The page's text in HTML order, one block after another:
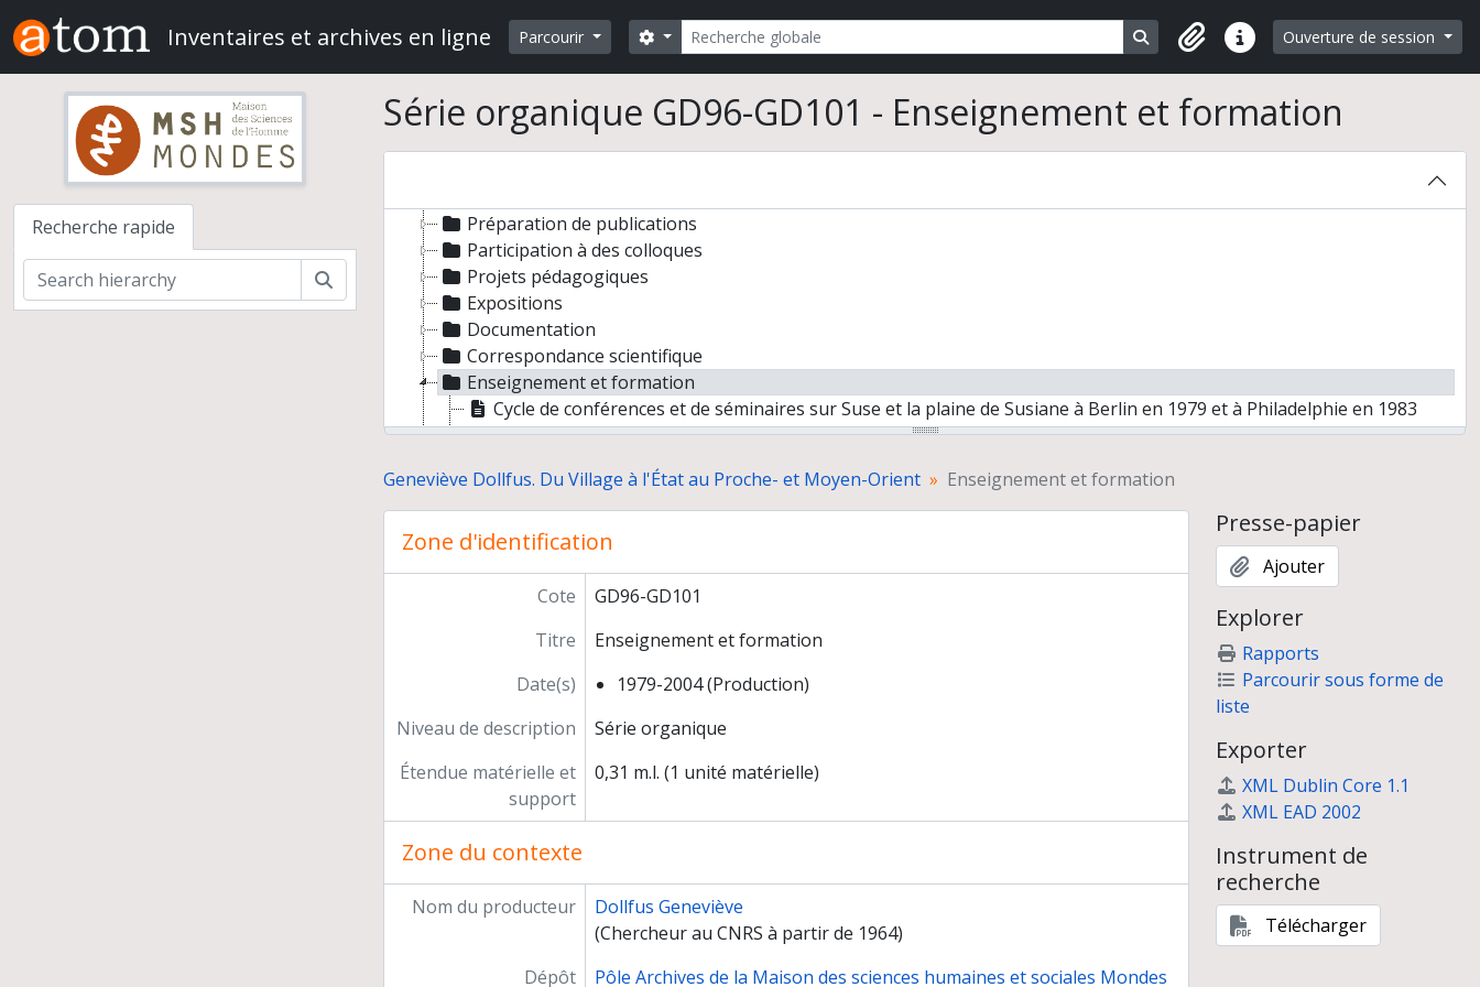
Skip to main content
Inventaires et archives en ligne Parcourir Rechercher
Search options Search in browse page
Liens rapidesOuverture de session
Recherche rapide
Rechercher
Série organique GD96-GD101 - Enseignement et formation
Préparation de publications
Participation à des colloques
Projets pédagogiques
Expositions
Documentation
Correspondance scientifique
Enseignement et formation
Cycle de conférences et de séminaires sur Suse et la plaine de Susiane à Berlin en 1979 et à Philadelphie en 1983
Organisation de séjours de chercheurs jordaniens en France et de formation de techniciens
Participation au jury de l'Ecole Nationale du Patrimoine, option "Archéologie et histoire de l'art et des civilisations du Proche-Orient antique"
Cours de maîtrise et DEA sur l'archéologie iranienne à l'université Paris 1 (octobre 2002-mars 2003)
Cours sur le Néolithique en Iran
Missions de conseil et d'expertise
Rattachement à des laboratoires
Geneviève Dollfus. Du Village à l'État au Proche- et Moyen-Orient Enseignement et formation
Zone d'identification
Cote
GD96-GD101
Titre
Enseignement et formation
Date(s)
1979-2004 (Production)
Niveau de description
Série organique
Étendue matérielle et
support
0,31 m.l. (1 unité matérielle)
Zone du contexte
Nom du producteur
Dollfus Geneviève
(Chercheur au CNRS à partir de 1964)
Dépôt
Pôle Archives de la Maison des sciences humaines et sociales Mondes
Presse-papier
Ajouter
Explorer
Rapports
Parcourir sous forme de
liste
Exporter
XML Dublin Core 1.1
XML EAD 2002
Instrument de
recherche
Télécharger